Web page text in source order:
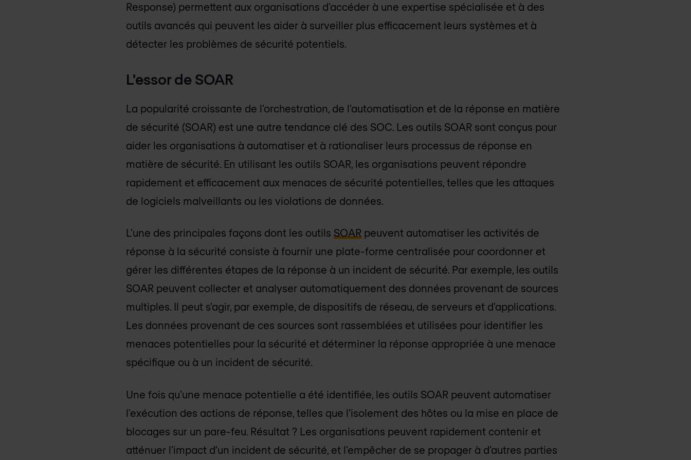
Response) permettent aux organisations d'accéder à une expertise spécialisée et à des
outils avancés qui peuvent les aider à surveiller plus efficacement leurs systèmes et à
détecter les problèmes de sécurité potentiels.
L'essor de SOAR
La popularité croissante de l'orchestration, de l'automatisation et de la réponse en matière
de sécurité (SOAR) est une autre tendance clé des SOC. Les outils SOAR sont conçus pour
aider les organisations à automatiser et à rationaliser leurs processus de réponse en
matière de sécurité. En utilisant les outils SOAR, les organisations peuvent répondre
rapidement et efficacement aux menaces de sécurité potentielles, telles que les attaques
de logiciels malveillants ou les violations de données.
L'une des principales façons dont les outils SOAR peuvent automatiser les activités de
réponse à la sécurité consiste à fournir une plate-forme centralisée pour coordonner et
gérer les différentes étapes de la réponse à un incident de sécurité. Par exemple, les outils
SOAR peuvent collecter et analyser automatiquement des données provenant de sources
multiples. Il peut s'agir, par exemple, de dispositifs de réseau, de serveurs et d'applications.
Les données provenant de ces sources sont rassemblées et utilisées pour identifier les
menaces potentielles pour la sécurité et déterminer la réponse appropriée à une menace
spécifique ou à un incident de sécurité.
Une fois qu'une menace potentielle a été identifiée, les outils SOAR peuvent automatiser
l'exécution des actions de réponse, telles que l'isolement des hôtes ou la mise en place de
blocages sur un pare-feu. Résultat ? Les organisations peuvent rapidement contenir et
atténuer l'impact d'un incident de sécurité, et l'empêcher de se propager à d'autres parties